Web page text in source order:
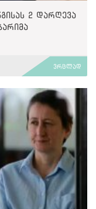
2 დარღევა
ვრცლად